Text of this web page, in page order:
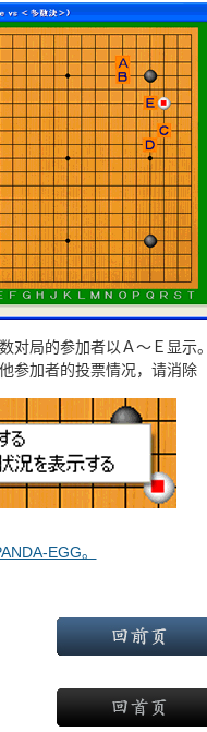
对局的参加者以Ａ～Ｅ显示
参加者的投票情况，请消除
EGG。